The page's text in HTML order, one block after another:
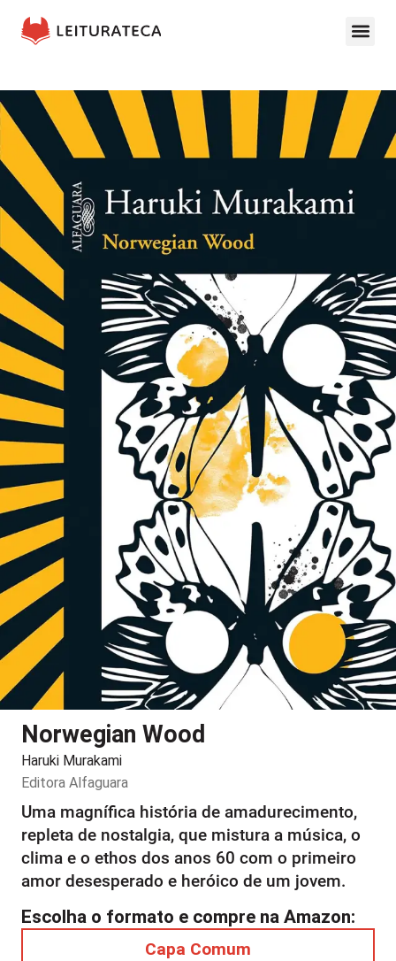
Norwegian Wood
Haruki Murakami
Editora Alfaguara
Uma magnífica história de amadurecimento,
repleta de nostalgia, que mistura a música, o
clima e o ethos dos anos 60 com o primeiro
amor desesperado e heróico de um jovem.
Escolha o formato e compre na Amazon:
Capa Comum